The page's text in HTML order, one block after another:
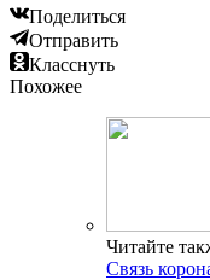
Поделиться
Отправить
Класснуть
Похожее
Читайте
Связь